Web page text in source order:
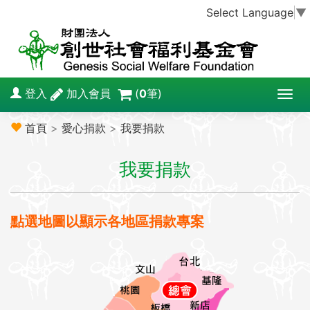
Select Language ▼
T
o
登入 加入會員 (0筆)
首頁 > 愛心捐款 > 我要捐款
我要捐款
點選地圖以顯示各地區捐款專案